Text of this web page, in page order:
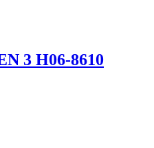
3 H06-8610